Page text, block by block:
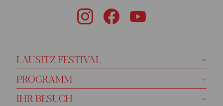
LAUSITZ FESTIVAL
PROGRAMM
IHR BESUCH